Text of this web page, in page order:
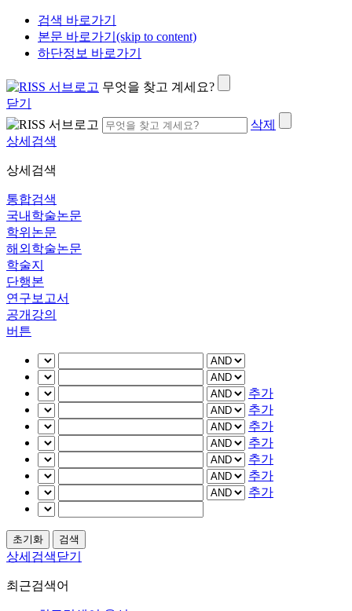
검색 바로가기
본문 바로가기(skip to content)
하단정보 바로가기
무엇을 찾고 계세요?
닫기
삭제
상세검색
상세검색
통합검색
국내학술논문
학위논문
해외학술논문
학술지
단행본
연구보고서
공개강의
버튼
추가
추가
추가
추가
추가
추가
추가
상세검색닫기
최근검색어